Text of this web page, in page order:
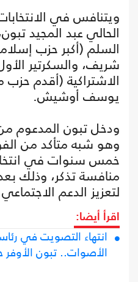
ويتنافس في
الحالي عبد المجيد
السلم (أكبر حزب
شريف، والسكرتير
الاشتراكية (أقدم
يوسف أوشيش.
ودخل تبون المدعوم
وهو شبه متأكد من
خمس سنوات في
منافسة تذكر، وذلك
لتعزيز الدعم
اقرأ أيضا:
انتهاء التصويت في
الأصوات.. تبون الأوفر